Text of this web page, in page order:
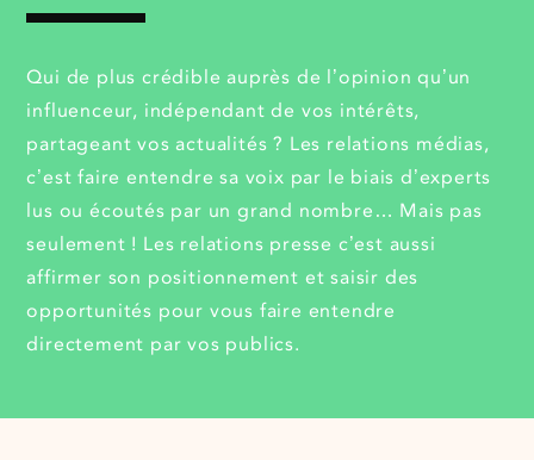
Qui de plus crédible auprès de l’opinion qu’un
influenceur, indépendant de vos intérêts,
partageant vos actualités ? Les relations médias,
c’est faire entendre sa voix par le biais d’experts
lus ou écoutés par un grand nombre… Mais pas
seulement ! Les relations presse c’est aussi
affirmer son positionnement et saisir des
opportunités pour vous faire entendre
directement par vos publics.